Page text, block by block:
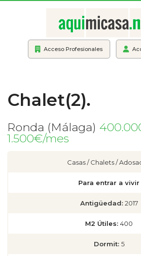
Acceso Profesionales
Chalet(2).
Ronda (Málaga)
1.500€/mes
Casas / Chalets /
Para entrar a vivir
Antigüedad: 2017
M2 Útiles: 400
Dormit: 5